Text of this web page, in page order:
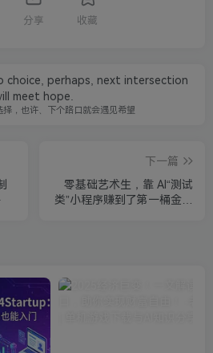
分享 收藏
choice, perhaps, next intersection
meet hope.
择，也许、下个路口就会遇见希望
下一篇
零基础艺术生，靠 AI“测试
类”小程序赚到了第一桶金！